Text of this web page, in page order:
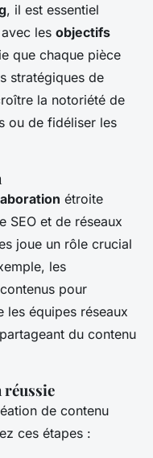
, il est essentiel
les objectifs
que chaque pièce
stratégiques de
la notoriété de
ou de fidéliser les
étroite
SEO et de réseaux
joue un rôle crucial
les
pour
les équipes réseaux
du contenu
de contenu
ces étapes :